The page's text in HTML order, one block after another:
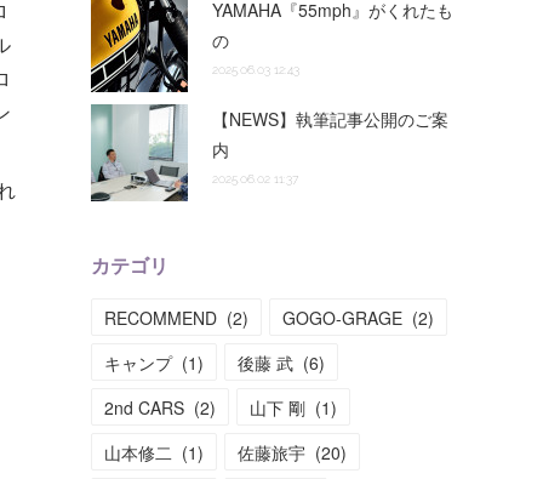
YAMAHA『55mph』がくれたも
の
2025.06.03 12:43
【NEWS】執筆記事公開のご案
内
2025.06.02 11:37
カテゴリ
RECOMMEND (2) GOGO-GRAGE (2)
キャンプ (1) 後藤 武 (6)
2nd CARS (2) 山下 剛 (1)
山本修二 (1) 佐藤旅宇 (20)